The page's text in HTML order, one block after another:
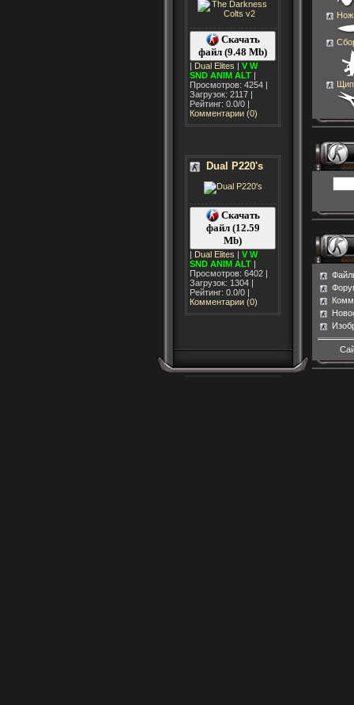
Скачать
файл (9.48 Mb)
| Dual Elites | V W
SND ANIM ALT |
Просмотров: 4254 |
Загрузок: 2117 |
Рейтинг: 0.0/0 |
Комментарии (0)
Dual P220's
Скачать
файл (12.59
Mb)
| Dual Elites | V W
SND ANIM ALT |
Просмотров: 6402 |
Загрузок: 1304 |
Рейтинг: 0.0/0 |
Комментарии (0)
Нож